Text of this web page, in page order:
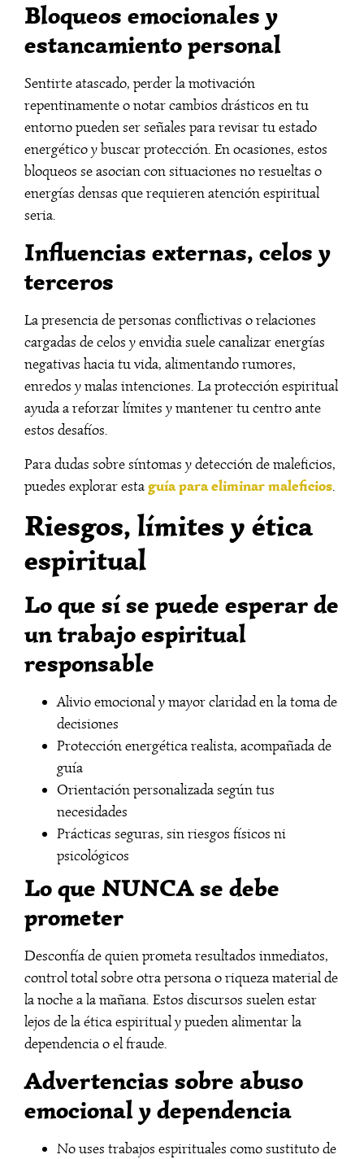
Bloqueos emocionales y
estancamiento personal
Sentirte atascado, perder la motivación
repentinamente o notar cambios drásticos en tu
entorno pueden ser señales para revisar tu estado
energético y buscar protección. En ocasiones, estos
bloqueos se asocian con situaciones no resueltas o
energías densas que requieren atención espiritual
seria.
Influencias externas, celos y
terceros
La presencia de personas conflictivas o relaciones
cargadas de celos y envidia suele canalizar energías
negativas hacia tu vida, alimentando rumores,
enredos y malas intenciones. La protección espiritual
ayuda a reforzar límites y mantener tu centro ante
estos desafíos.
Para dudas sobre síntomas y detección de maleficios,
puedes explorar estaguía para eliminar maleficios.
Riesgos, límites y ética
espiritual
Lo que sí se puede esperar de
un trabajo espiritual
responsable
Alivio emocional y mayor claridad en la toma de
decisiones
Protección energética realista, acompañada de
guía
Orientación personalizada según tus
necesidades
Prácticas seguras, sin riesgos físicos ni
psicológicos
Lo que NUNCA se debe
prometer
Desconfía de quien prometa resultados inmediatos,
control total sobre otra persona o riqueza material de
la noche a la mañana. Estos discursos suelen estar
lejos de la ética espiritual y pueden alimentar la
dependencia o el fraude.
Advertencias sobre abuso
emocional y dependencia
No uses trabajos espirituales como sustituto de